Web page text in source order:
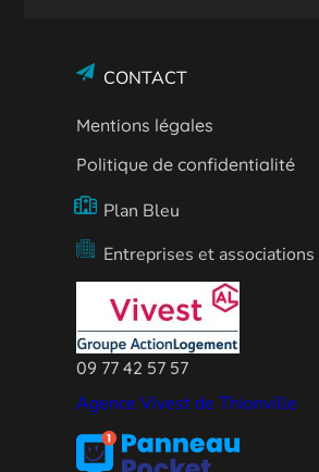
CONTACT
Mentions légales
Politique de confidentialité
Plan Bleu
Entreprises et associations
09 77 42 57 57
Agence Vivest de Thionville